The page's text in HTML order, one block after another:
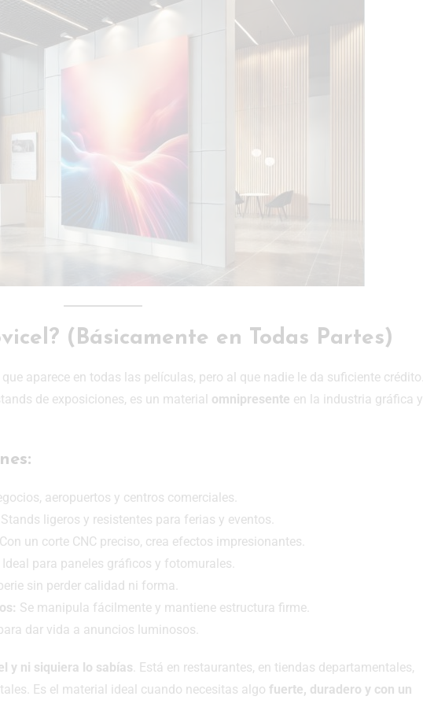
(Básicamente en Todas Partes)
aparece en todas las películas, pero al que nadie le da suficiente crédito.
de exposiciones, es un material omnipresente en la industria gráfica y
aeropuertos y centros comerciales.
Stands ligeros y resistentes para ferias y eventos.
Con un corte CNC preciso, crea efectos impresionantes.
Ideal para paneles gráficos y fotomurales.
sin perder calidad ni forma.
Se manipula fácilmente y mantiene estructura firme.
dar vida a anuncios luminosos.
y ni siquiera lo sabías . Está en restaurantes, en tiendas departamentales,
Es el material ideal cuando necesitas algo fuerte, duradero y con un